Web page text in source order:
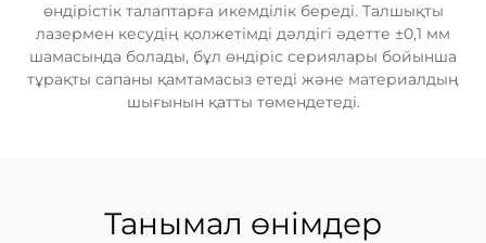
өндірістік талаптарға икемділік береді. Талшықты
лазермен кесудің қолжетімді дәлдігі әдетте ±0,1 мм
шамасында болады, бұл өндіріс сериялары бойынша
тұрақты сапаны қамтамасыз етеді және материалдың
шығынын қатты төмендетеді.
Танымал өнімдер